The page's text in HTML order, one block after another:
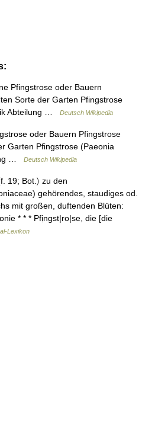
Pfingstrose oder Bauern
Sorte der Garten Pfingstrose
Abteilung …
Deutsch Wikipedia
oder Bauern Pfingstrose
Garten Pfingstrose (Paeonia
…
Deutsch Wikipedia
19; Bot.〉 zu den
gehörendes, staudiges od.
mit großen, duftenden Blüten:
* * * Pfịngst|ro|se, die [die
Lexikon